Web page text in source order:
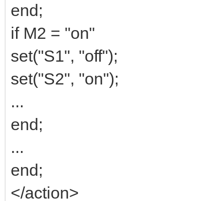
end;
if M2 = "on"
set("S1", "off");
set("S2", "on");
...
end;
...
end;
</action>